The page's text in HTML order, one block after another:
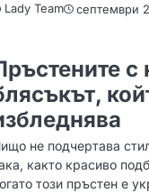
Lady Team септември
с
не подчертава
както красиво
този пръстен е